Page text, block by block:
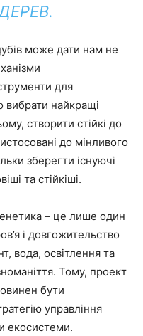
може дати нам не
для
найкращі
створити стійкі до
до мінливого
зберегти існуючі
та стійкіші.
– це лише один
і довгожительство
вода, освітлення та
Тому, проект
бути
управління
екосистеми.